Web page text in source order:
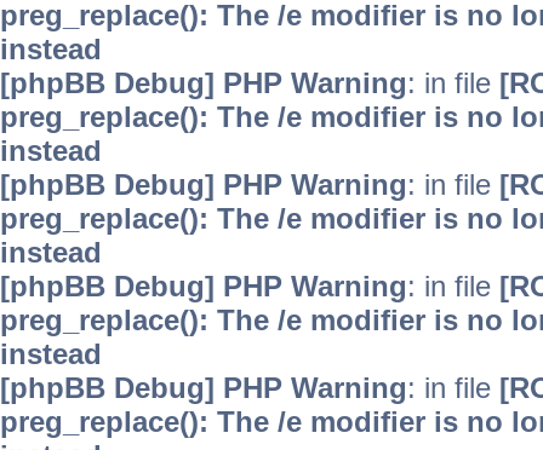
preg_replace(): The /e modifier is no
instead
[phpBB Debug] PHP Warning: in file
preg_replace(): The /e modifier is no
instead
[phpBB Debug] PHP Warning: in file
preg_replace(): The /e modifier is no
instead
[phpBB Debug] PHP Warning: in file
preg_replace(): The /e modifier is no
instead
[phpBB Debug] PHP Warning: in file
preg_replace(): The /e modifier is no